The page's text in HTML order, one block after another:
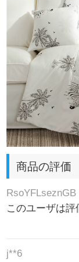
商品の評価
RsoYFLseznGB
このユーザは評
j**6